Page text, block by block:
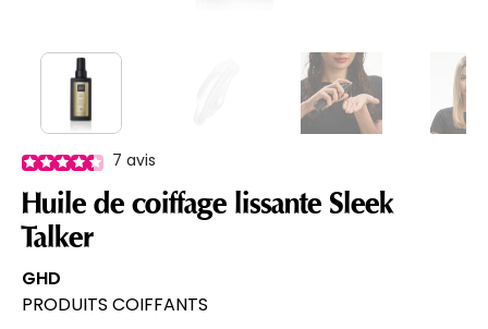
7 avis
Huile de coiffage lissante Sleek
Talker
GHD
PRODUITS COIFFANTS